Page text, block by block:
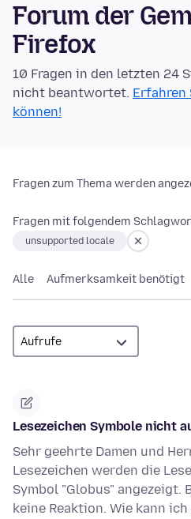
Forum der
Firefox
10 Fragen in den letzten 24
nicht beantwortet. Erfahren
können!
Fragen zum Thema werden
Fragen mit folgendem
unsupported locale
Alle Aufmerksamkeit benötigt
Lesezeichen Symbole nicht
Sehr geehrte Damen und
Lesezeichen werden die
Symbol "Globus" angezeigt.
keine Reaktion. Wie kann